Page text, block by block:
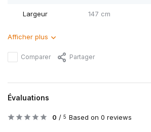
Largeur 147 cm
Afficher plus
Comparer Partager
Évaluations
0 / 5 Based on 0 reviews